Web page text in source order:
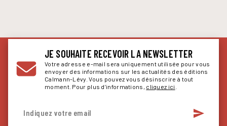
JE SOUHAITE RECEVOIR LA NEWSLETTER
Votre adresse e-mail sera uniquement utilisée pour vous
envoyer des informations sur les actualités des éditions
Calmann-Lévy. Vous pouvez vous désinscrire à tout
moment. Pour plus d’informations, cliquez ici
Indiquez votre email send